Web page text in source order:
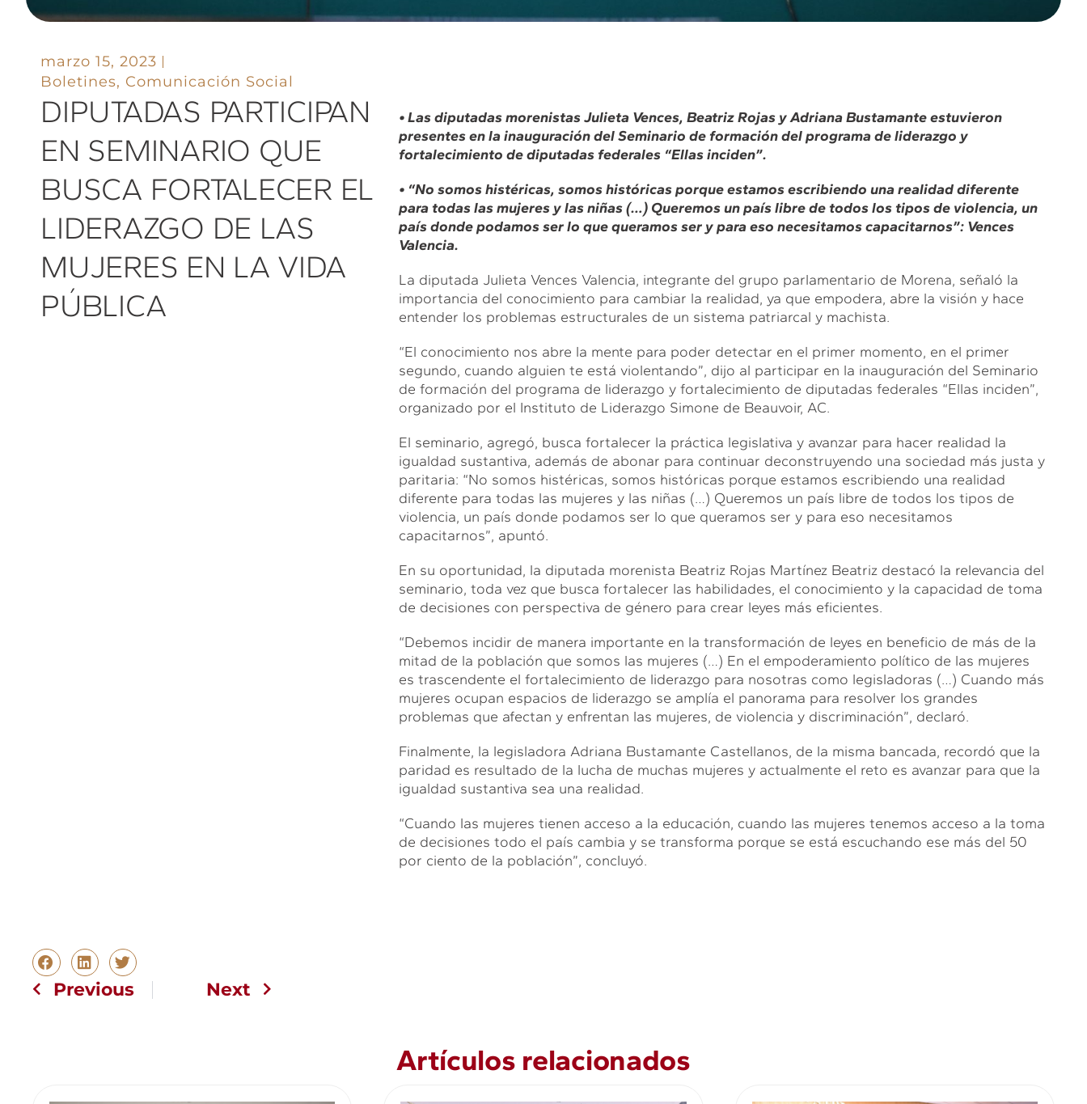
marzo 15, 2023
Boletines, Comunicación Social
DIPUTADAS PARTICIPAN
EN SEMINARIO QUE
BUSCA FORTALECER EL
LIDERAZGO DE LAS
MUJERES EN LA VIDA
PÚBLICA
• Las diputadas morenistas Julieta Vences, Beatriz Rojas y Adriana Bustamante estuvieron
presentes en la inauguración del Seminario de formación del programa de liderazgo y
fortalecimiento de diputadas federales “Ellas inciden”.
• “No somos histéricas, somos históricas porque estamos escribiendo una realidad diferente
para todas las mujeres y las niñas (…) Queremos un país libre de todos los tipos de violencia, un
país donde podamos ser lo que queramos ser y para eso necesitamos capacitarnos”: Vences
Valencia.
La diputada Julieta Vences Valencia, integrante del grupo parlamentario de Morena, señaló la
importancia del conocimiento para cambiar la realidad, ya que empodera, abre la visión y hace
entender los problemas estructurales de un sistema patriarcal y machista.
“El conocimiento nos abre la mente para poder detectar en el primer momento, en el primer
segundo, cuando alguien te está violentando”, dijo al participar en la inauguración del Seminario
de formación del programa de liderazgo y fortalecimiento de diputadas federales “Ellas inciden”,
organizado por el Instituto de Liderazgo Simone de Beauvoir, AC.
El seminario, agregó, busca fortalecer la práctica legislativa y avanzar para hacer realidad la
igualdad sustantiva, además de abonar para continuar deconstruyendo una sociedad más justa y
paritaria: “No somos histéricas, somos históricas porque estamos escribiendo una realidad
diferente para todas las mujeres y las niñas (…) Queremos un país libre de todos los tipos de
violencia, un país donde podamos ser lo que queramos ser y para eso necesitamos
capacitarnos”, apuntó.
En su oportunidad, la diputada morenista Beatriz Rojas Martínez Beatriz destacó la relevancia del
seminario, toda vez que busca fortalecer las habilidades, el conocimiento y la capacidad de toma
de decisiones con perspectiva de género para crear leyes más eficientes.
“Debemos incidir de manera importante en la transformación de leyes en beneficio de más de la
mitad de la población que somos las mujeres (…) En el empoderamiento político de las mujeres
es trascendente el fortalecimiento de liderazgo para nosotras como legisladoras (…) Cuando más
mujeres ocupan espacios de liderazgo se amplía el panorama para resolver los grandes
problemas que afectan y enfrentan las mujeres, de violencia y discriminación”, declaró.
Finalmente, la legisladora Adriana Bustamante Castellanos, de la misma bancada, recordó que la
paridad es resultado de la lucha de muchas mujeres y actualmente el reto es avanzar para que la
igualdad sustantiva sea una realidad.
“Cuando las mujeres tienen acceso a la educación, cuando las mujeres tenemos acceso a la toma
de decisiones todo el país cambia y se transforma porque se está escuchando ese más del 50
por ciento de la población”, concluyó.
Previous Next
Artículos relacionados